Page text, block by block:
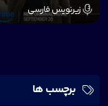
زیرنویس فارسی
برچسب ها